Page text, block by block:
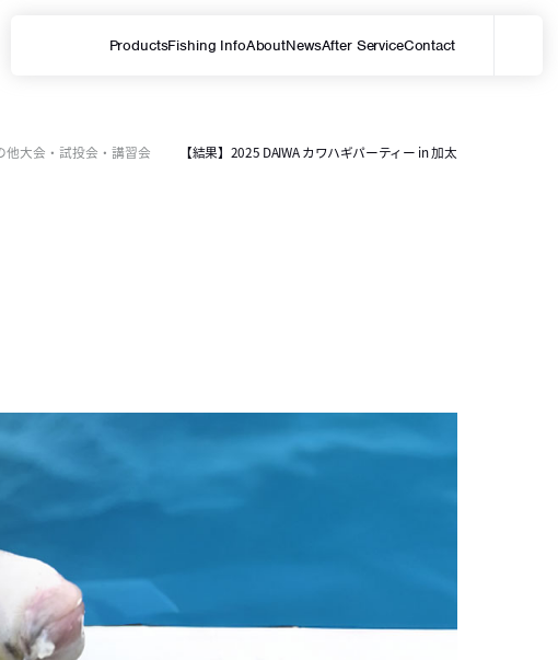
ProductsFishing InfoAboutNewsAfter ServiceContact
サイト内を検索する
他大会・試投会・講習会 【結果】2025 DAIWA カワハギパーティー in 加太